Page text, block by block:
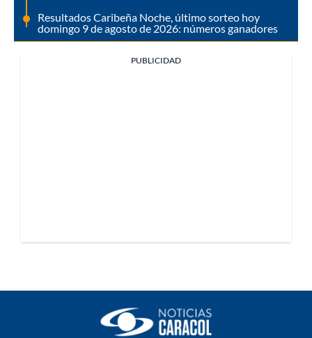
Resultados Caribeña Noche, último sorteo hoy
domingo 9 de agosto de 2026: números ganadores
PUBLICIDAD